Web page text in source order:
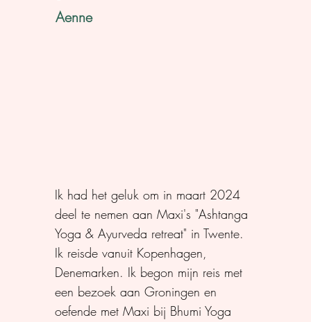
Ik had het geluk om in maart 2024
deel te nemen aan Maxi's "Ashtanga
Yoga & Ayurveda retreat" in Twente.
Ik reisde vanuit Kopenhagen,
Denemarken. Ik begon mijn reis met
een bezoek aan Groningen en
oefende met Maxi bij Bhumi Yoga
Aenne